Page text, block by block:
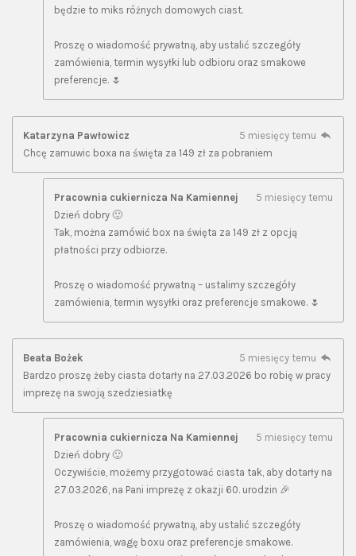
będzie to miks różnych domowych ciast.
Proszę o wiadomość prywatną, aby ustalić szczegóły
zamówienia, termin wysyłki lub odbioru oraz smakowe
preferencje. 🌷
Katarzyna Pawłowicz
5 miesięcy temu
Chcę zamuwic boxa na święta za 149 zł za pobraniem
Pracownia cukiernicza Na Kamiennej
5 miesięcy temu
Dzień dobry 🙂
Tak, można zamówić box na święta za 149 zł z opcją
płatności przy odbiorze.
Proszę o wiadomość prywatną – ustalimy szczegóły
zamówienia, termin wysyłki oraz preferencje smakowe. 🌷
Beata Bożek
5 miesięcy temu
Bardzo proszę żeby ciasta dotarły na 27.03.2026 bo robię w pracy
imprezę na swoją szedziesiatkę
Pracownia cukiernicza Na Kamiennej
5 miesięcy temu
Dzień dobry 🙂
Oczywiście, możemy przygotować ciasta tak, aby dotarły na
27.03.2026, na Pani imprezę z okazji 60. urodzin 🎉
Proszę o wiadomość prywatną, aby ustalić szczegóły
zamówienia, wagę boxu oraz preferencje smakowe.